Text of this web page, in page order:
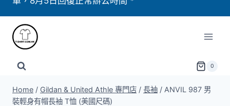
0
Home / Gildan & United Athle 專門店 / 長袖 / ANVIL 987 男
裝輕身有帽長袖 T恤 (美國尺碼)